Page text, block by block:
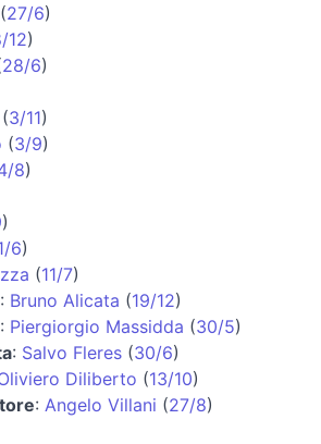
(27/6)
12)
28/6)
(3/11)
(3/9)
8)
)
6)
(11/7)
: Bruno Alicata (19/12)
: Piergiorgio Massidda (30/5)
: Salvo Fleres (30/6)
Diliberto (13/10)
: Angelo Villani (27/8)